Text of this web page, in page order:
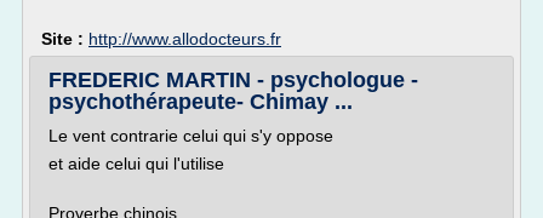
Site : http://www.allodocteurs.fr
FREDERIC MARTIN - psychologue -
psychothérapeute- Chimay ...
Le vent contrarie celui qui s'y oppose
et aide celui qui l'utilise
Proverbe chinois